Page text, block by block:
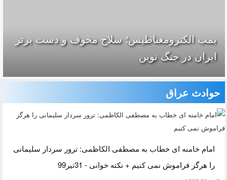
بمب الکترومغناطیس؛ سلاح مخوف و دست برتر
ایران در جنگ نوین
حوادث عراق
امام خامنه ای خطاب به مصطفی الکاظمی: ترور سردار سلیمانی
را هرگز فراموش نمی کنیم + نکته خوانی - 31تیر99